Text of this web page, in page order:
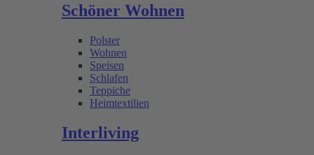
Schöner Wohnen
Polster
Wohnen
Speisen
Schlafen
Teppiche
Heimtextilien
Interliving